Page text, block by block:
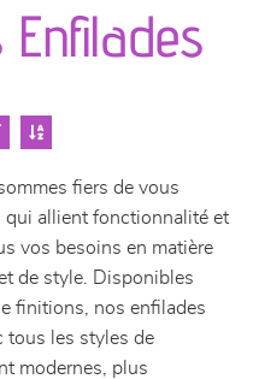
fiers de vous
qui allient fonctionnalité et
vos besoins en matière
de style. Disponibles
finitions, nos enfilades
tous les styles de
modernes, plus